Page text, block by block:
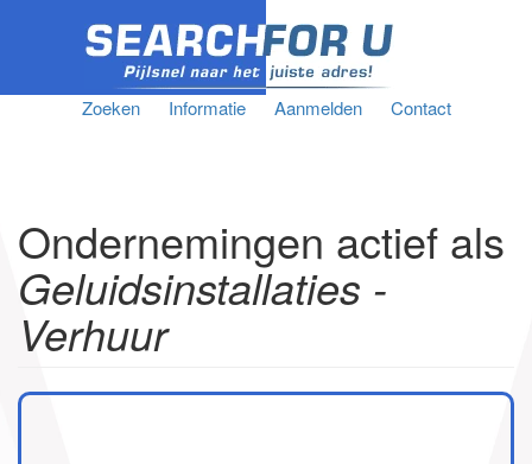
Zoeken Informatie Aanmelden Contact
Ondernemingen actief als
Geluidsinstallaties -
Verhuur